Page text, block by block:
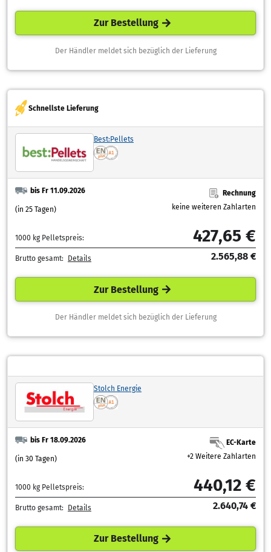
Zur Bestellung
Der Händler meldet sich bezüglich der Lieferung
Schnellste Lieferung
Best:Pellets
bis Fr 11.09.2026
(in 25 Tagen)
Rechnung
keine weiteren Zahlarten
1000 kg Pelletspreis: 427,65 €
Brutto gesamt: Details 2.565,88 €
Zur Bestellung
Der Händler meldet sich bezüglich der Lieferung
Stolch Energie
bis Fr 18.09.2026
(in 30 Tagen)
EC-Karte
+2 Weitere Zahlarten
1000 kg Pelletspreis: 440,12 €
Brutto gesamt: Details 2.640,74 €
Zur Bestellung